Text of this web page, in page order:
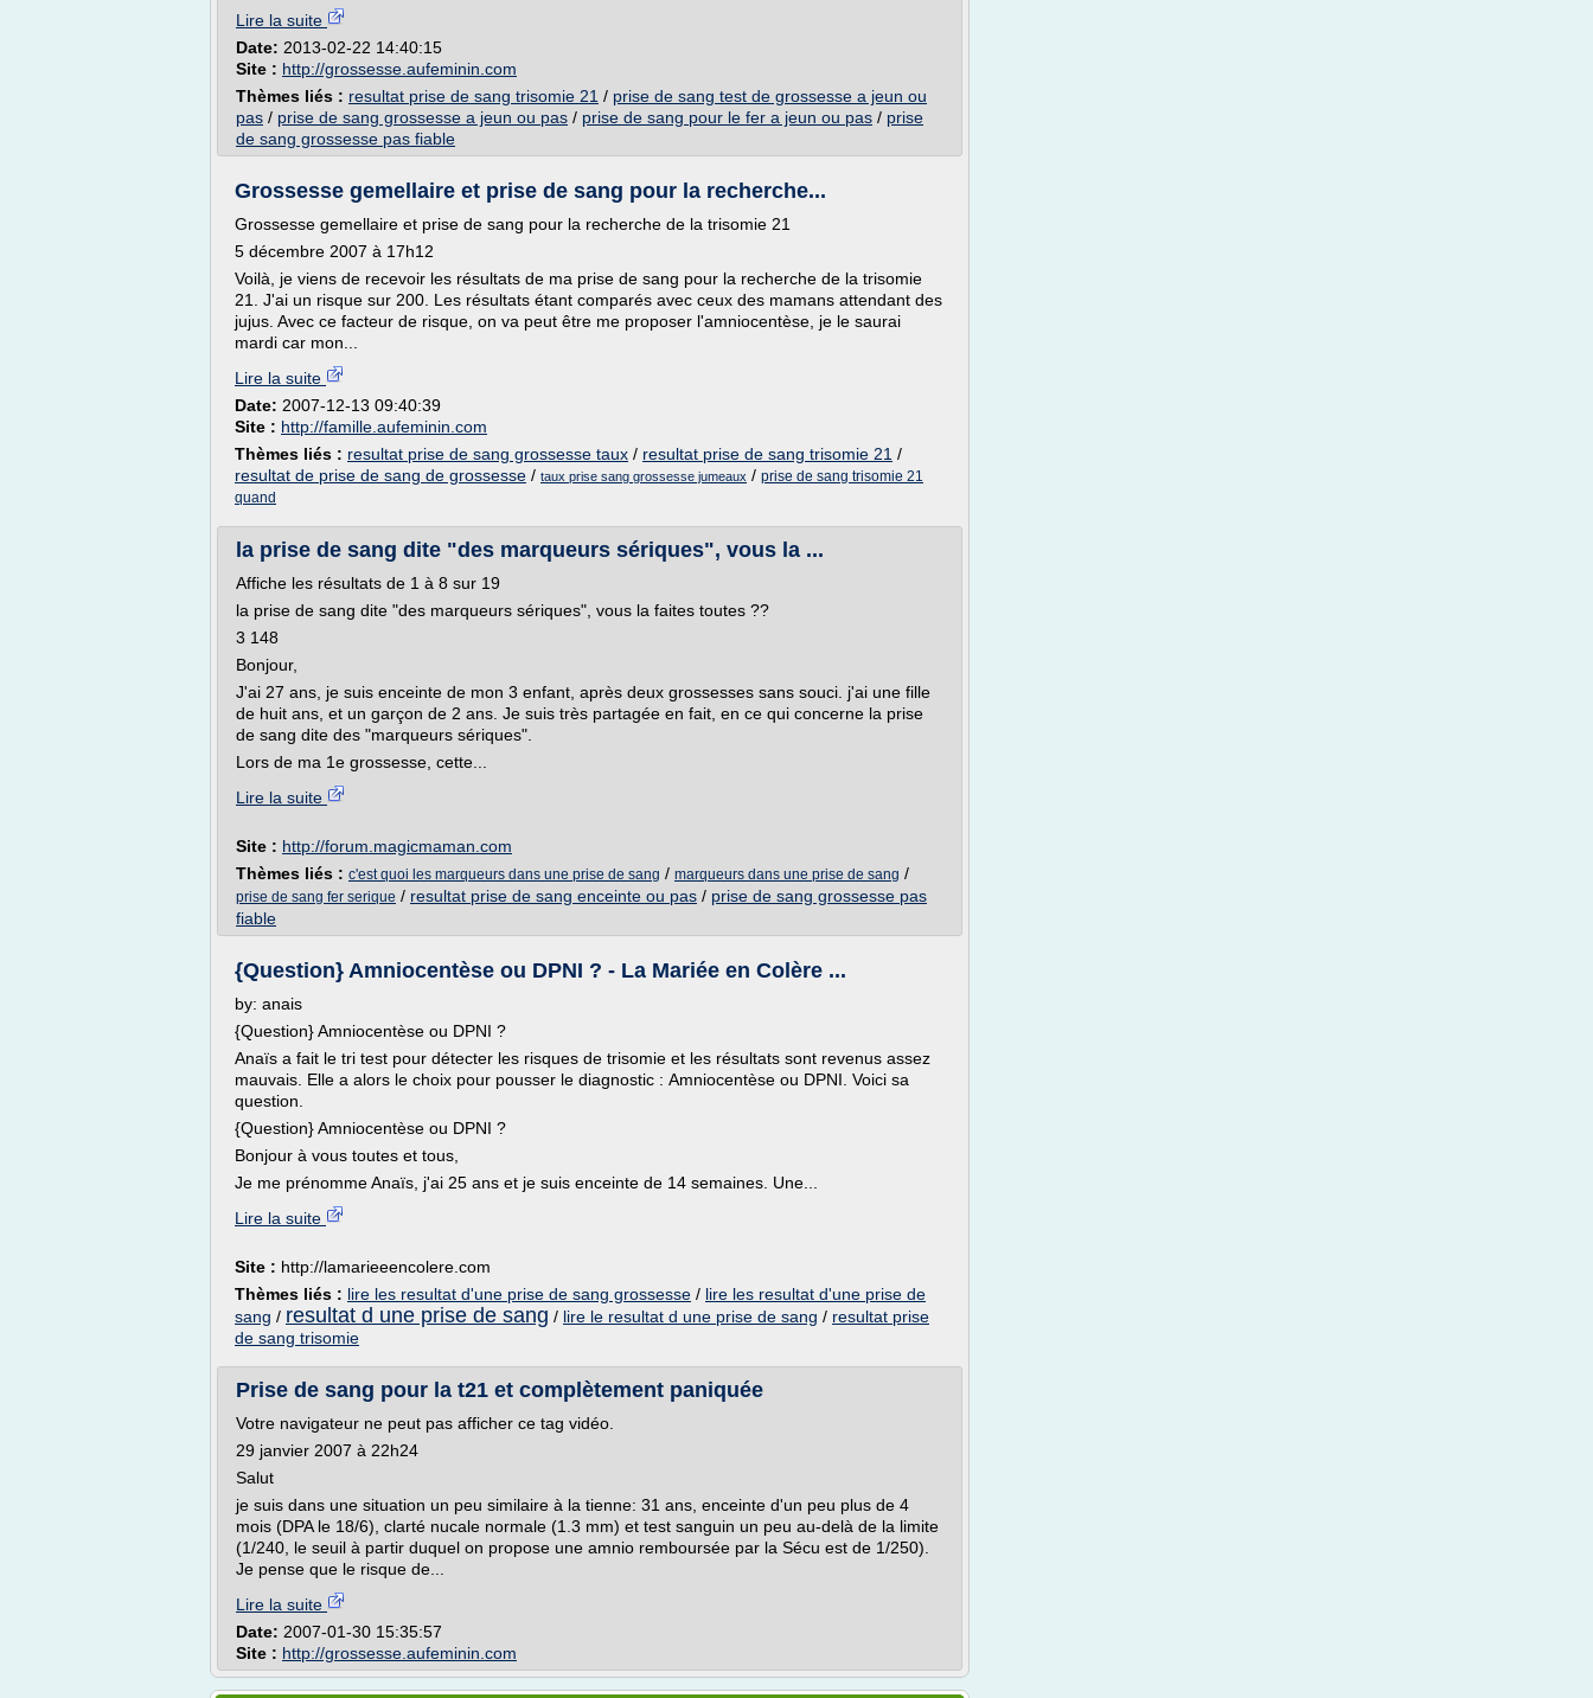
Lire la suite
Date: 2013-02-22 14:40:15
Site : http://grossesse.aufeminin.com
Thèmes liés : resultat prise de sang trisomie 21 / prise de sang test de grossesse a jeun ou
pas / prise de sang grossesse a jeun ou pas / prise de sang pour le fer a jeun ou pas / prise
de sang grossesse pas fiable
Grossesse gemellaire et prise de sang pour la recherche...
Grossesse gemellaire et prise de sang pour la recherche de la trisomie 21
5 décembre 2007 à 17h12
Voilà, je viens de recevoir les résultats de ma prise de sang pour la recherche de la trisomie
21. J'ai un risque sur 200. Les résultats étant comparés avec ceux des mamans attendant des
jujus. Avec ce facteur de risque, on va peut être me proposer l'amniocentèse, je le saurai
mardi car mon...
Lire la suite
Date: 2007-12-13 09:40:39
Site : http://famille.aufeminin.com
Thèmes liés : resultat prise de sang grossesse taux / resultat prise de sang trisomie 21 /
resultat de prise de sang de grossesse / taux prise sang grossesse jumeaux / prise de sang trisomie 21
quand
la prise de sang dite "des marqueurs sériques", vous la ...
Affiche les résultats de 1 à 8 sur 19
la prise de sang dite "des marqueurs sériques", vous la faites toutes ??
3 148
Bonjour,
J'ai 27 ans, je suis enceinte de mon 3 enfant, après deux grossesses sans souci. j'ai une fille
de huit ans, et un garçon de 2 ans. Je suis très partagée en fait, en ce qui concerne la prise
de sang dite des "marqueurs sériques".
Lors de ma 1e grossesse, cette...
Lire la suite
Site : http://forum.magicmaman.com
Thèmes liés : c'est quoi les marqueurs dans une prise de sang / marqueurs dans une prise de sang /
prise de sang fer serique / resultat prise de sang enceinte ou pas / prise de sang grossesse pas
fiable
{Question} Amniocentèse ou DPNI ? - La Mariée en Colère ...
by: anais
{Question} Amniocentèse ou DPNI ?
Anaïs a fait le tri test pour détecter les risques de trisomie et les résultats sont revenus assez
mauvais. Elle a alors le choix pour pousser le diagnostic : Amniocentèse ou DPNI. Voici sa
question.
{Question} Amniocentèse ou DPNI ?
Bonjour à vous toutes et tous,
Je me prénomme Anaïs, j'ai 25 ans et je suis enceinte de 14 semaines. Une...
Lire la suite
Site : http://lamarieeencolere.com
Thèmes liés : lire les resultat d'une prise de sang grossesse / lire les resultat d'une prise de
sang / resultat d une prise de sang / lire le resultat d une prise de sang / resultat prise
de sang trisomie
Prise de sang pour la t21 et complètement paniquée
Votre navigateur ne peut pas afficher ce tag vidéo.
29 janvier 2007 à 22h24
Salut
je suis dans une situation un peu similaire à la tienne: 31 ans, enceinte d'un peu plus de 4
mois (DPA le 18/6), clarté nucale normale (1.3 mm) et test sanguin un peu au-delà de la limite
(1/240, le seuil à partir duquel on propose une amnio remboursée par la Sécu est de 1/250).
Je pense que le risque de...
Lire la suite
Date: 2007-01-30 15:35:57
Site : http://grossesse.aufeminin.com